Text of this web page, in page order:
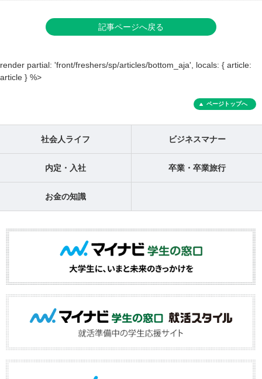
記事ページへ戻る
render partial: 'front/freshers/sp/articles/bottom_aja', locals: { article:
article } %>
ページトップへ
社会人ライフ ビジネスマナー
内定・入社 卒業・卒業旅行
お金の知識